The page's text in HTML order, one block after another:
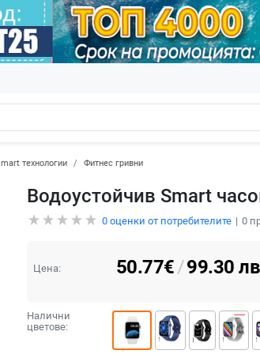
технологии Фитнес гривни
Водоустойчив Smart
0оценки от потребителите 0
Цена: 50.77€/99.30 лв
Налични
цветове: